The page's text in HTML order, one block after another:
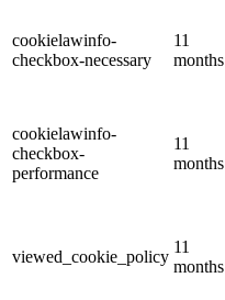
cookielawinfo-
checkbox-necessary
11
months
cookielawinfo-
checkbox-
performance
11
months
viewed_cookie_policy
11
months